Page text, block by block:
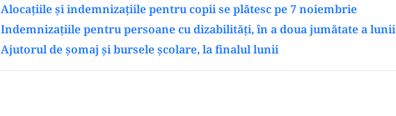
Alocațiile și indemnizațiile pentru copii se plătesc pe 7 noiembrie
Indemnizațiile pentru persoane cu dizabilități, în a doua jumătate a lunii
Ajutorul de șomaj și bursele școlare, la finalul lunii